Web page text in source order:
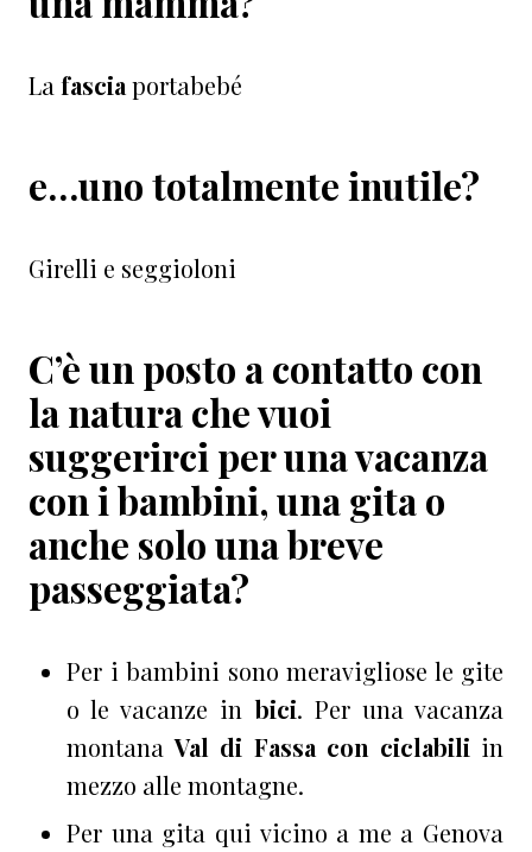
La fascia portabebé
e…uno totalmente inutile?
Girelli e seggioloni
C’è un posto a contatto con
la natura che vuoi
suggerirci per una vacanza
con i bambini, una gita o
anche solo una breve
passeggiata?
Per i bambini sono meravigliose le gite
o le vacanze inbici. Per una vacanza
montanaVal di Fassa con ciclabili in
mezzo alle montagne.
Per una gita qui vicino a me a Genova